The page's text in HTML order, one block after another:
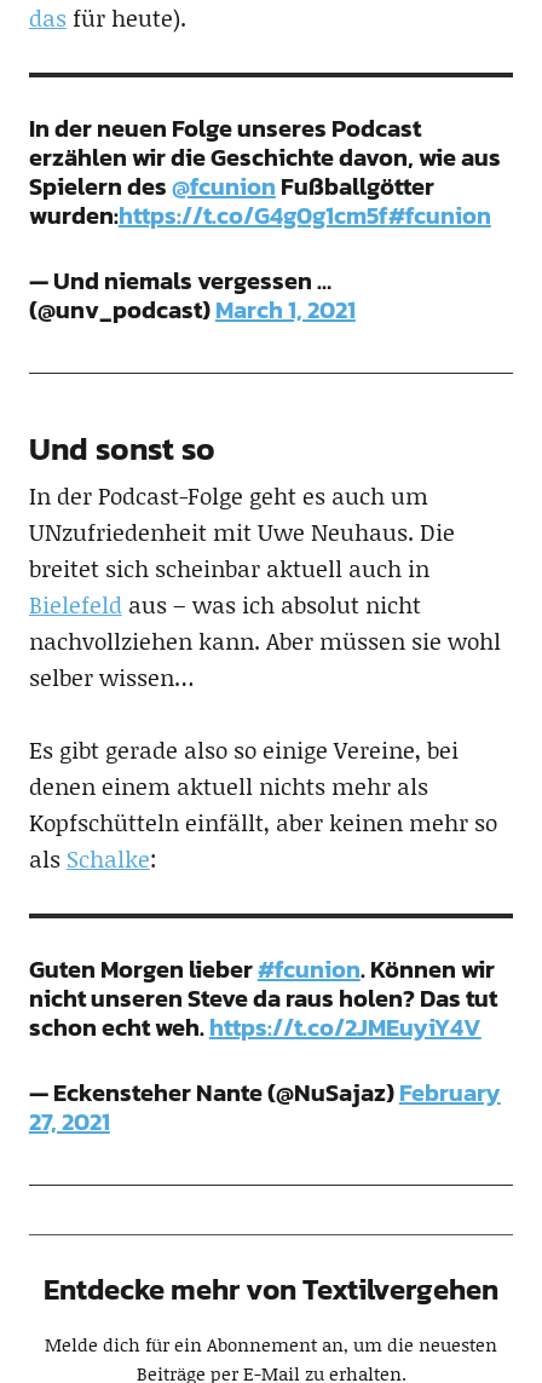
dasfür heute).
In der neuen Folge unseres Podcast
erzählen wir die Geschichte davon, wie aus
Spielern des@fcunionFußballgötter
wurden:https://t.co/G4g0g1cm5f#fcunion
— Und niemals vergessen …
(@unv_podcast)March 1, 2021
Und sonst so
In der Podcast-Folge geht es auch um
UNzufriedenheit mit Uwe Neuhaus. Die
breitet sich scheinbar aktuell auch in
Bielefeldaus – was ich absolut nicht
nachvollziehen kann. Aber müssen sie wohl
selber wissen…
Es gibt gerade also so einige Vereine, bei
denen einem aktuell nichts mehr als
Kopfschütteln einfällt, aber keinen mehr so
als Schalke:
Guten Morgen lieber#fcunion. Können wir
nicht unseren Steve da raus holen? Das tut
schon echt weh.https://t.co/2JMEuyiY4V
— Eckensteher Nante (@NuSajaz)February
27, 2021
Entdecke mehr von Textilvergehen
Melde dich für ein Abonnement an, um die neuesten
Beiträge per E-Mail zu erhalten.